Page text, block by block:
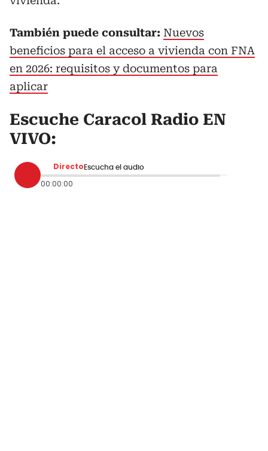
También puede consultar: Nuevos
beneficios para el acceso a vivienda con FNA
en 2026: requisitos y documentos para
aplicar
Escuche Caracol Radio EN
VIVO:
Directo Escucha el audio
00:00:00